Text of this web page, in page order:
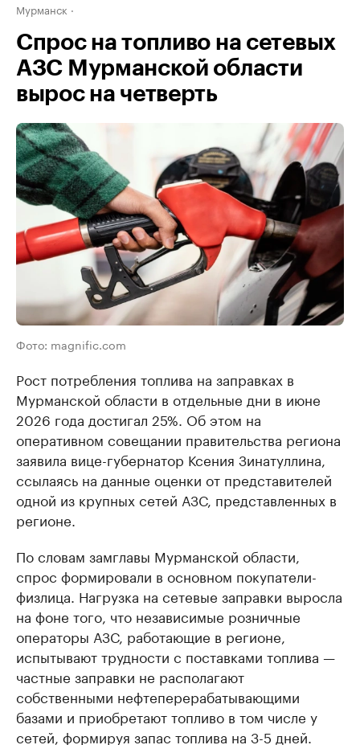
Мурманск
Спрос на топливо на сетевых
АЗС Мурманской области
вырос на четверть
Фото: magnific.com
Рост потребления топлива на заправках в
Мурманской области в отдельные дни в июне
2026 года достигал 25%. Об этом на
оперативном совещании правительства региона
заявила вице-губернатор Ксения Зинатуллина,
ссылаясь на данные оценки от представителей
одной из крупных сетей АЗС, представленных в
регионе.
По словам замглавы Мурманской области,
спрос формировали в основном покупатели-
физлица. Нагрузка на сетевые заправки выросла
на фоне того, что независимые розничные
операторы АЗС, работающие в регионе,
испытывают трудности с поставками топлива —
частные заправки не располагают
собственными нефтеперерабатывающими
базами и приобретают топливо в том числе у
сетей, формируя запас топлива на 3-5 дней.